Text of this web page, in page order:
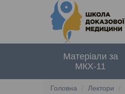
Матеріали за
МКХ-11
Головна Лектори